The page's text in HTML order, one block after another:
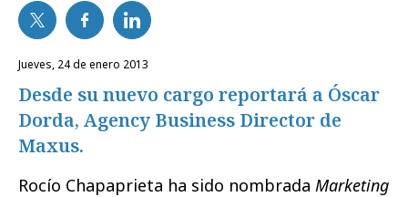
jueves, 24 de enero 2013
Desde su nuevo cargo reportará a Óscar
Dorda, Agency Business Director de
Maxus.
Rocío Chapaprieta ha sido nombrada Marketing